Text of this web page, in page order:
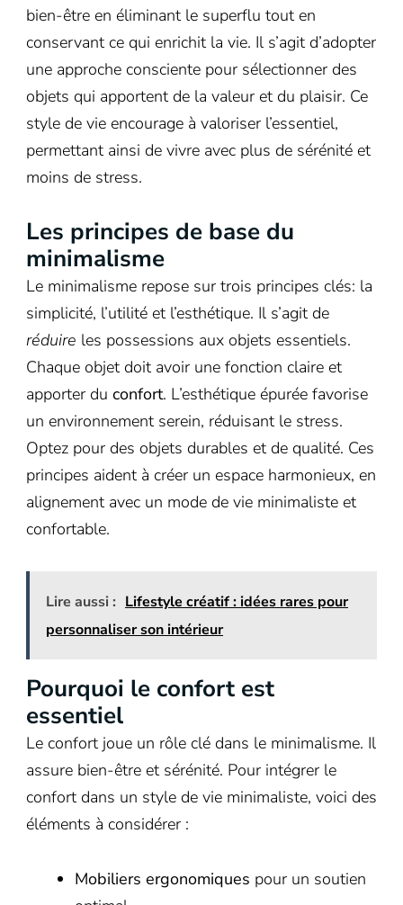
bien-être en éliminant le superflu tout en
conservant ce qui enrichit la vie. Il s’agit d’adopter
une approche consciente pour sélectionner des
objets qui apportent de la valeur et du plaisir. Ce
style de vie encourage à valoriser l’essentiel,
permettant ainsi de vivre avec plus de sérénité et
moins de stress.
Les principes de base du
minimalisme
Le minimalisme repose sur trois principes clés: la
simplicité, l’utilité et l’esthétique. Il s’agit de
réduire les possessions aux objets essentiels.
Chaque objet doit avoir une fonction claire et
apporter du confort. L’esthétique épurée favorise
un environnement serein, réduisant le stress.
Optez pour des objets durables et de qualité. Ces
principes aident à créer un espace harmonieux, en
alignement avec un mode de vie minimaliste et
confortable.
Lire aussi : Lifestyle créatif : idées rares pour
personnaliser son intérieur
Pourquoi le confort est
essentiel
Le confort joue un rôle clé dans le minimalisme. Il
assure bien-être et sérénité. Pour intégrer le
confort dans un style de vie minimaliste, voici des
éléments à considérer :
Mobiliers ergonomiques pour un soutien